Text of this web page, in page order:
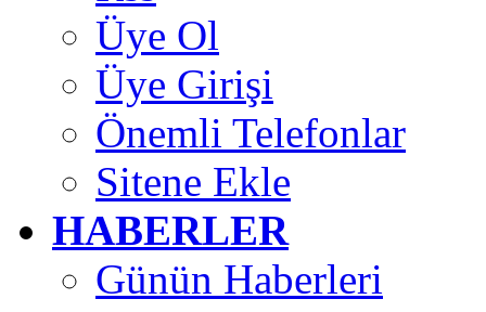
Üye Ol
Üye Girişi
Önemli Telefonlar
Sitene Ekle
HABERLER
Günün Haberleri